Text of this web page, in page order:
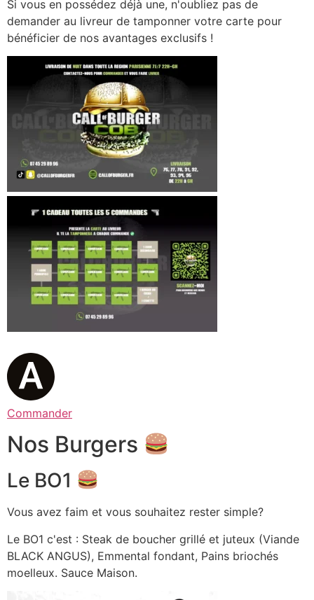
Si vous en possédez déjà une, n'oubliez pas de
demander au livreur de tamponner votre carte pour
bénéficier de nos avantages exclusifs !
Commander
Nos Burgers
Le BO1
Vous avez faim et vous souhaitez rester simple?
Le BO1 c'est : Steak de boucher grillé et juteux (Viande
BLACK ANGUS), Emmental fondant, Pains briochés
moelleux. Sauce Maison.